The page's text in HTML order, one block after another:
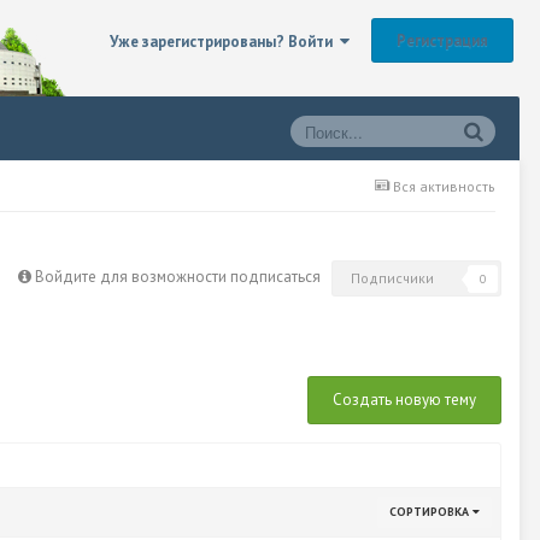
Уже зарегистрированы? Войти Регистрация
Вся активность
Войдите для возможности подписаться Подписчики 0
Создать новую тему
СОРТИРОВКА